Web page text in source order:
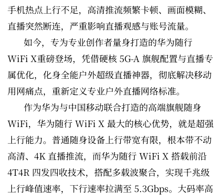
手机热点上行不足，高清推流频繁卡顿、画面模糊、
直播突然断连，严重影响直播观感与账号流量。
如今，专为专业创作者量身打造的华为随行
WiFi X重磅登场，凭借硬核 5G-A 旗舰配置与直播专
属优化，化身全能户外超级直播神器，彻底解决移动
用网痛点，重新定义专业户外直播网络标准。
作为华为与中国移动联合打造的高端旗舰随身
WiFi，华为随行 WiFi X 最大的核心优势，就是超强
上行能力。普通随身设备上行带宽有限，根本带不动
高清、4K 直播推流，而华为随行 WiFi X 搭载前沿
4T4R 四发四收技术，搭配多载波聚合，实现千兆级
上行峰值速率，下行速率拉满至 5.3Gbps。大码率高